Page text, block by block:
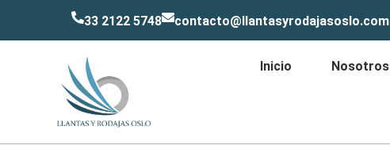
33 2122 5748 contacto@llantasyrodajasoslo.com
Inicio Nosotros